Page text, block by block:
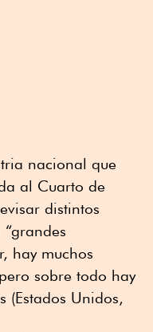
nacional que
al Cuarto de
distintos
hay muchos
sobre todo hay
(Estados Unidos,